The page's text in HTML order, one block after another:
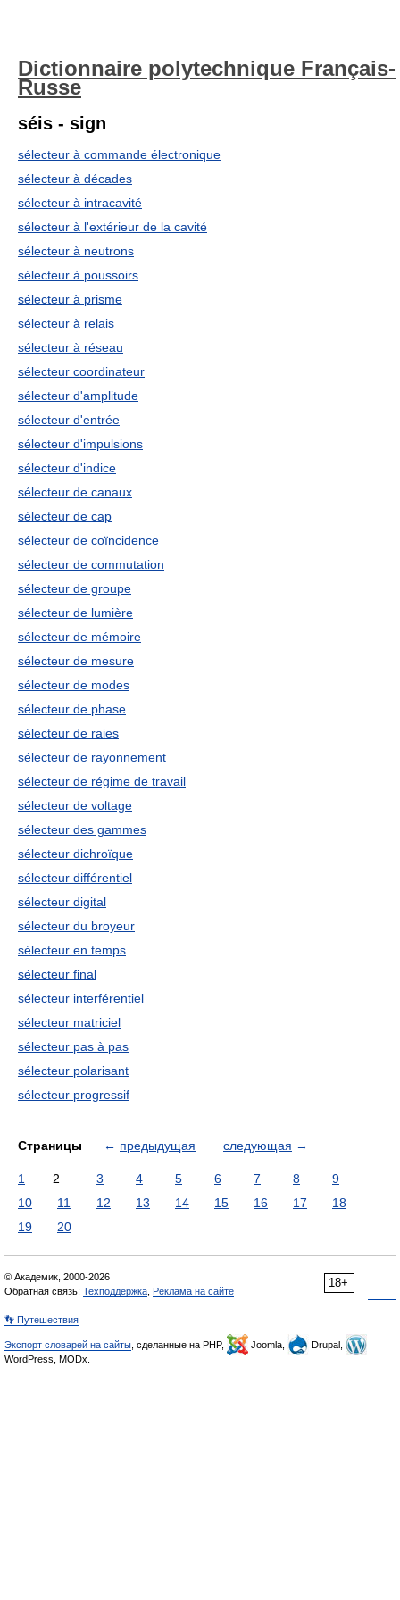
Dictionnaire polytechnique Français-
Russe
séis - sign
sélecteur à commande électronique
sélecteur à décades
sélecteur à intracavité
sélecteur à l'extérieur de la cavité
sélecteur à neutrons
sélecteur à poussoirs
sélecteur à prisme
sélecteur à relais
sélecteur à réseau
sélecteur coordinateur
sélecteur d'amplitude
sélecteur d'entrée
sélecteur d'impulsions
sélecteur d'indice
sélecteur de canaux
sélecteur de cap
sélecteur de coïncidence
sélecteur de commutation
sélecteur de groupe
sélecteur de lumière
sélecteur de mémoire
sélecteur de mesure
sélecteur de modes
sélecteur de phase
sélecteur de raies
sélecteur de rayonnement
sélecteur de régime de travail
sélecteur de voltage
sélecteur des gammes
sélecteur dichroïque
sélecteur différentiel
sélecteur digital
sélecteur du broyeur
sélecteur en temps
sélecteur final
sélecteur interférentiel
sélecteur matriciel
sélecteur pas à pas
sélecteur polarisant
sélecteur progressif
Страницы ← предыдущая следующая →
1 2 3 4 5 6 7 8
9
10
11 12 13 14 15 16 17
18
19
20
18+
© Академик, 2000-2026
Обратная связь: Техподдержка Реклама на сайте
👣 Путешествия
Экспорт словарей на сайты , сделанные на PHP, Joomla,
Drupal,
WordPress, MODx.